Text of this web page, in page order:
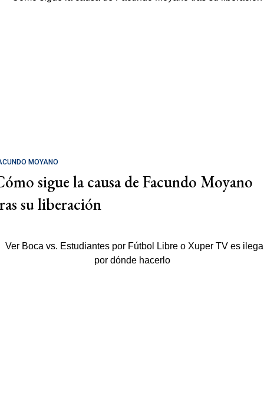
MOYANO
sigue la causa de Facundo Moyano
su liberación